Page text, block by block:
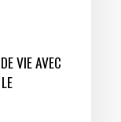
VIE AVEC